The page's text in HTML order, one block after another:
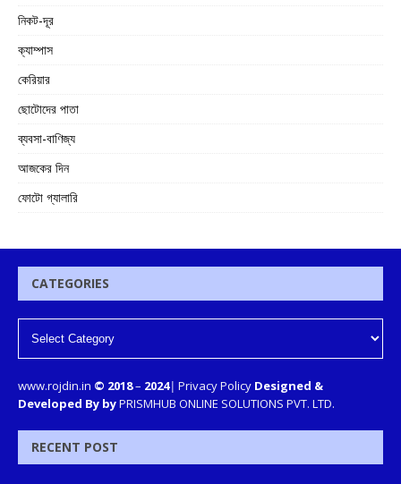
নিকট-দূর
ক্যাম্পাস
কেরিয়ার
ছোটোদের পাতা
ব্যবসা-বাণিজ্য
আজকের দিন
ফোটো গ্যালারি
CATEGORIES
www.rojdin.in © 2018– 2024| Privacy Policy Designed &
Developed By byPRISMHUB ONLINE SOLUTIONS PVT. LTD.
RECENT POST